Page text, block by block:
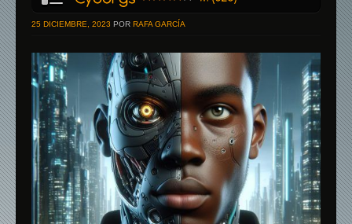
25 DICIEMBRE, 2023 POR RAFA GARCÍA